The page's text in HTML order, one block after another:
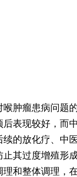
喉肿瘤患病问题
表现较好，而
的放化疗、中
其过度增殖形
和整体调理，